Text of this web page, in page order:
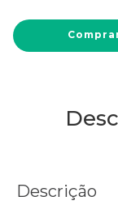
Descrição